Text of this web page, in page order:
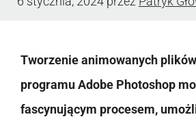
Tworzenie animowanych
programu Adobe Photoshop
fascynującym procesem,